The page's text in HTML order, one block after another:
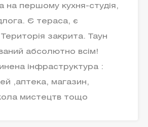
на першому кухня-студія,
Є тераса, є
закрита. Таун
абсолютно всім!
інфраструктура :
,аптека, магазин,
мистецтв тощо